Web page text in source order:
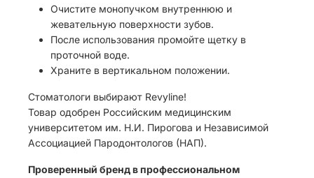
Очистите монопучком внутреннюю и
жевательную поверхности зубов.
После использования промойте щетку в
проточной воде.
Храните в вертикальном положении.
Стоматологи выбирают Revyline!
Товар одобрен Российским медицинским
университетом им. Н.И. Пирогова и Независимой
Ассоциацией Пародонтологов (НАП).
Проверенный бренд в профессиональном